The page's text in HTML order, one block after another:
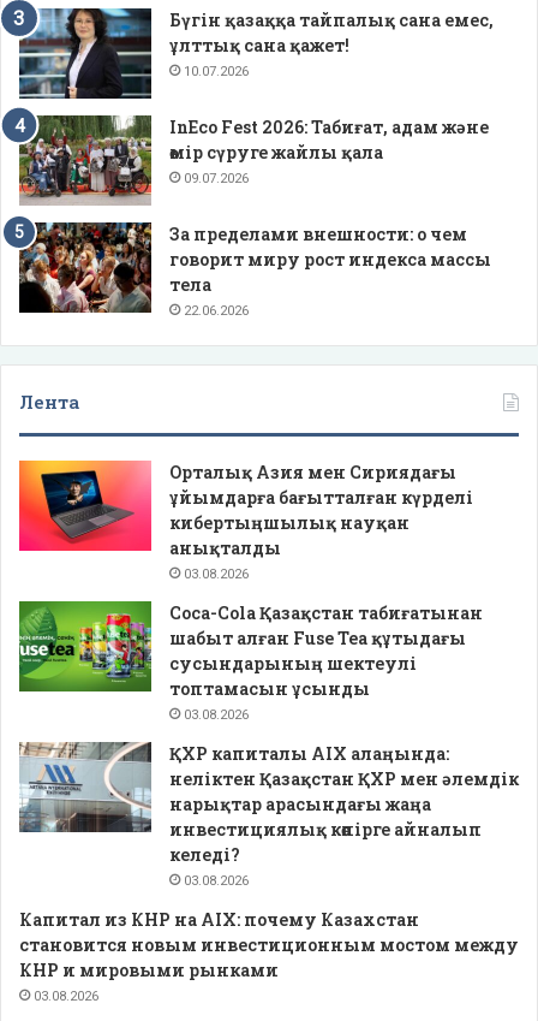
Бүгін қазаққа тайпалық сана емес,
ұлттық сана қажет!
10.07.2026
InEco Fest 2026: Табиғат, адам және
өмір сүруге жайлы қала
09.07.2026
За пределами внешности: о чем
говорит миру рост индекса массы
тела
22.06.2026
Лента
Орталық Азия мен Сириядағы
ұйымдарға бағытталған күрделі
кибертыңшылық науқан
анықталды
03.08.2026
Coca-Cola Қазақстан табиғатынан
шабыт алған Fuse Tea құтыдағы
сусындарының шектеулі
топтамасын ұсынды
03.08.2026
ҚХР капиталы AIX алаңында:
неліктен Қазақстан ҚХР мен әлемдік
нарықтар арасындағы жаңа
инвестициялық көпірге айналып
келеді?
03.08.2026
Капитал из КНР на AIX: почему Казахстан
становится новым инвестиционным мостом между
КНР и мировыми рынками
03.08.2026